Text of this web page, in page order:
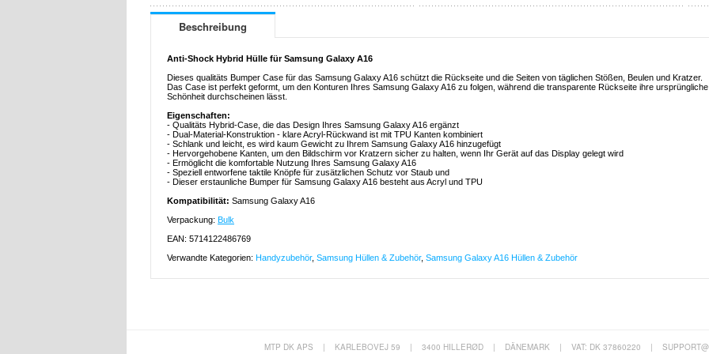
Beschreibung
Anti-Shock Hybrid Hülle für Samsung Galaxy A16
Dieses qualitäts Bumper Case für das Samsung Galaxy A16 schützt die Rückseite und die Seiten von täglichen Stößen, Beulen und Kratzer.
Das Case ist perfekt geformt, um den Konturen Ihres Samsung Galaxy A16 zu folgen, während die transparente Rückseite ihre ursprüngliche
Schönheit durchscheinen lässt.
Eigenschaften:
- Qualitäts Hybrid-Case, die das Design Ihres Samsung Galaxy A16 ergänzt
- Dual-Material-Konstruktion - klare Acryl-Rückwand ist mit TPU Kanten kombiniert
- Schlank und leicht, es wird kaum Gewicht zu Ihrem Samsung Galaxy A16 hinzugefügt
- Hervorgehobene Kanten, um den Bildschirm vor Kratzern sicher zu halten, wenn Ihr Gerät auf das Display gelegt wird
- Ermöglicht die komfortable Nutzung Ihres Samsung Galaxy A16
- Speziell entworfene taktile Knöpfe für zusätzlichen Schutz vor Staub und
- Dieser erstaunliche Bumper für Samsung Galaxy A16 besteht aus Acryl und TPU
Kompatibilität: Samsung Galaxy A16
Verpackung: Bulk
EAN: 5714122486769
Verwandte Kategorien: Handyzubehör, Samsung Hüllen & Zubehör, Samsung Galaxy A16 Hüllen & Zubehör
MTP DK APS | KARLEBOVEJ 59 | 3400 HILLERØD | DÄNEMARK | VAT: DK 37860220 |